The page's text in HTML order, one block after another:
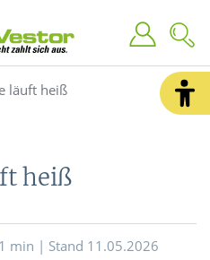
läuft heiß
heiß
1 min | Stand 11.05.2026